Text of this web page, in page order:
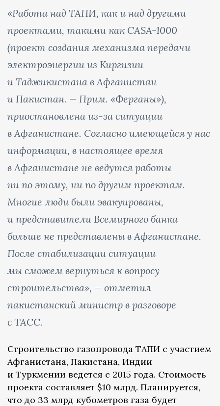
«Работа над ТАПИ, как и над другими
проектами, такими как CASA-1000
(проект создания механизма передачи
электроэнергии из Киргизии
и Таджикистана в Афганистан
и Пакистан. — Прим. «Ферганы»),
приостановлена из-за ситуации
в Афганистане. Согласно имеющейся у нас
информации, в настоящее время
в Афганистане не ведутся работы
ни по этому, ни по другим проектам.
Многие люди были эвакуированы,
и представители Всемирного банка
больше не представлены в Афганистане.
После стабилизации ситуации
мы сможем вернуться к вопросу
строительства», — отметил
пакистанский министр в разговоре
с ТАСС.
Строительство газопровода ТАПИ с участием
Афганистана, Пакистана, Индии
и Туркмении ведется с 2015 года. Стоимость
проекта составляет $10 млрд. Планируется,
что до 33 млрд кубометров газа будет